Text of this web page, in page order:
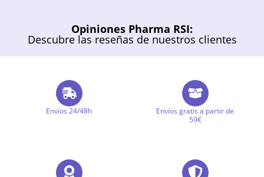
Opiniones Pharma RSI:
Descubre las reseñas de nuestros clientes
Envíos 24/48h
Envíos gratis a partir de
59€